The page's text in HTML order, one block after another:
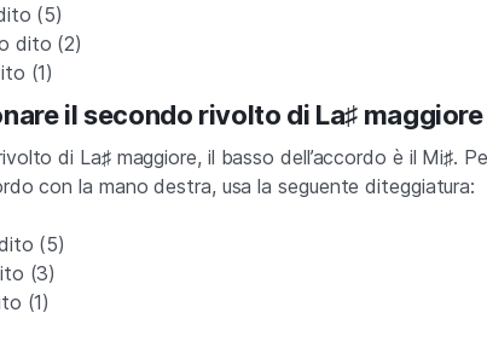
(5)
dito (2)
(1)
il secondo rivolto di La♯ maggiore
di La♯maggiore, il basso dell’accordo è il Mi♯.
con la mano destra, usa la seguente diteggiatura:
(5)
(3)
(1)